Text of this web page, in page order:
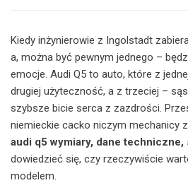
Kiedy inżynierowie z Ingolstadt
a, można być pewnym jednego –
emocje. Audi Q5 to auto, które z
drugiej użyteczność, a z trzeciej –
szybsze bicie serca z zazdrości.
niemieckie cacko niczym mechanicy
audi q5 wymiary, dane techniczne,
dowiedzieć się, czy rzeczywiście
modelem.